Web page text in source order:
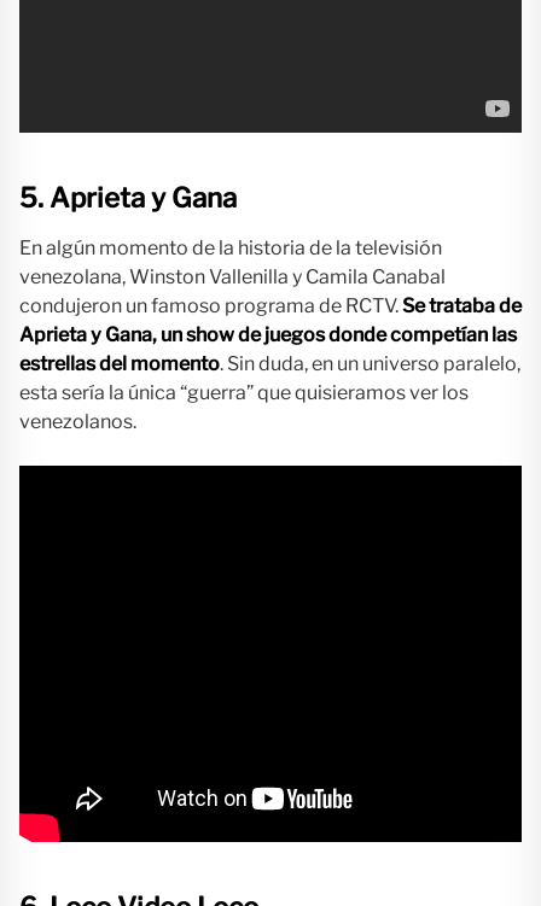
5. Aprieta y Gana
En algún momento de la historia de la televisión
venezolana, Winston Vallenilla y Camila Canabal
condujeron un famoso programa de RCTV.Se trataba de
Aprieta y Gana, un show de juegos donde competían las
estrellas del momento. Sin duda, en un universo paralelo,
esta sería la única “guerra” que quisieramos ver los
venezolanos.